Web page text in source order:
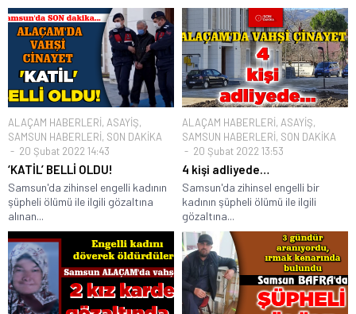
ALAÇAM HABERLERİ, ASAYİŞ,
SAMSUN HABERLERİ, SON DAKİKA
20 Şubat 2022 14:43
‘KATİL’ BELLİ OLDU!
Samsun'da zihinsel engelli kadının
şüpheli ölümü ile ilgili gözaltına
alınan...
ALAÇAM HABERLERİ, ASAYİŞ,
SAMSUN HABERLERİ, SON DAKİKA
20 Şubat 2022 13:53
4 kişi adliyede…
Samsun'da zihinsel engelli bir
kadının şüpheli ölümü ile ilgili
gözaltına...